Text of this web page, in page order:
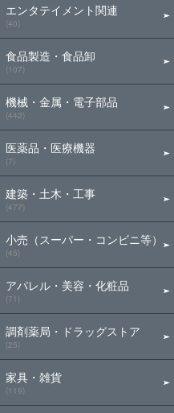
エンタテイメント関連
(40)
食品製造・食品卸
(107)
機械・金属・電子部品
(442)
医薬品・医療機器
(7)
建築・土木・工事
(477)
小売（スーパー・コンビニ等）
(45)
アパレル・美容・化粧品
(71)
調剤薬局・ドラッグストア
(25)
家具・雑貨
(119)